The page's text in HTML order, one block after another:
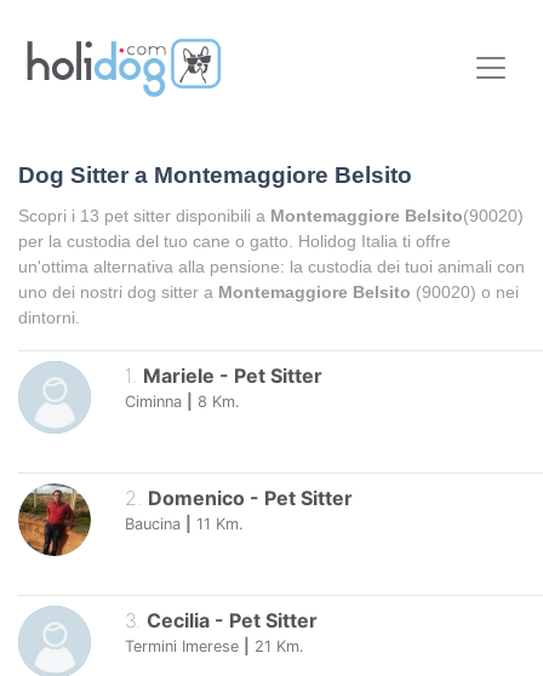
Dog Sitter a Montemaggiore Belsito
Scopri i 13 pet sitter disponibili a Montemaggiore Belsito(90020)
per la custodia del tuo cane o gatto. Holidog Italia ti offre
un'ottima alternativa alla pensione: la custodia dei tuoi animali con
uno dei nostri dog sitter a Montemaggiore Belsito (90020) o nei
dintorni.
1 Mariele - Pet Sitter
Ciminna 8 Km.
2. Domenico - Pet Sitter
Baucina 11 Km.
3. Cecilia - Pet Sitter
Termini Imerese 21 Km.